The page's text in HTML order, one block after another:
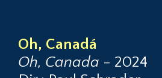
Oh, Canadá
Oh, Canada - 2024